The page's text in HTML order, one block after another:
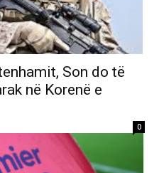
Son do të
në Korenë e
0